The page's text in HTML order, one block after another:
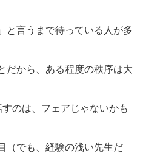
と言うまで待っている人が多
だから、ある程度の秩序は大
のは、フェアじゃないかも
（でも、経験の浅い先生だ